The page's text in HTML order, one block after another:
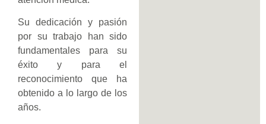
Su dedicación y pasión
por su trabajo han sido
fundamentales para su
éxito y para el
reconocimiento que ha
obtenido a lo largo de los
años.